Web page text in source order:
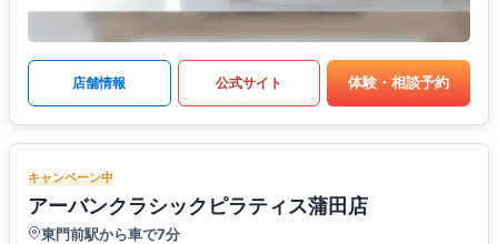
店舗情報 公式サイト 体験・相談予約
キャンペーン中
アーバンクラシックピラティス蒲田店
東門前駅から車で7分